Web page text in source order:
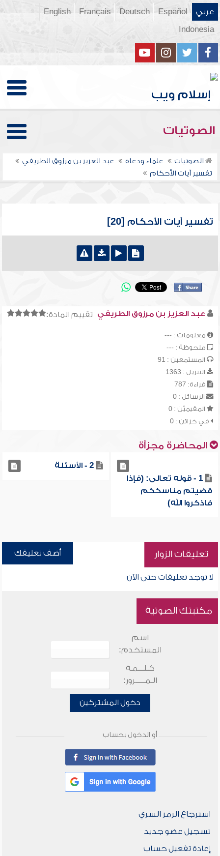
عربي Español
Deutsch
Français
English
Indonesia
الصوتيات
الصوتيات علماء ودعاة
عبد العزيز بن مرزوق الطريفي
تفسير آيات الأحكام
تفسير آيات الأحكام [20]
تقييم المادة: عبد العزيز بن مرزوق الطريفي
معلومات : ---
ملحوظة : ---
المستمعين : 91
التنزيل : 1363
قراءة: 787
الرسائل : 0
المقيميّن : 0
في خزائن : 0
المحاضرة مجزأة
1 - قوله تعالى: (فإذا
قضيتم مناسككم
فاذكروا الله)
2 - الأسئلة
تعليقات الزوار أضف تعليقك
لا توجد تعليقات حتى الآن
مكتبتك الصوتية
اسم
المستخدم:
كـلـــمـة
الـمـــــرور:
دخول المشتركين
أو الدخول بحساب
استرجاع الرمز السري
تسجيل عضو جديد
إعادة تفعيل حساب